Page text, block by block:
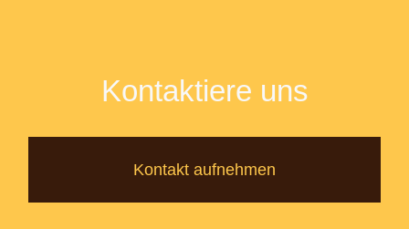
Kontaktiere uns
Kontakt aufnehmen